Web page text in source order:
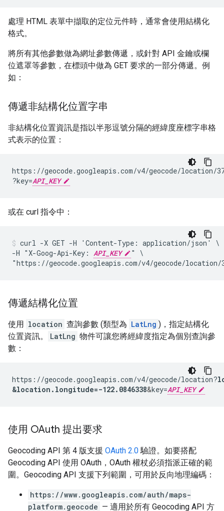
處理 HTML 表單中擷取的定位元件時，通常會使用結構化
格式。
將所有其他參數做為網址參數傳遞，或針對 API 金鑰或欄
位遮罩等參數，在標頭中做為 GET 要求的一部分傳遞。例
如：
傳遞非結構化位置字串
非結構化位置資訊是指以半形逗號分隔的經緯度座標字串格
式表示的位置：
https://geocode.googleapis.com/v4/geocode/location/
?key=API_KEY
或在 curl 指令中：
curl -X GET -H 'Content-Type: application/json' \
-H "X-Goog-Api-Key: API_KEY
" \
"https://geocode.googleapis.com/v4/geocode/location/
傳遞結構化位置
使用 location 查詢參數 (類型為 LatLng )，指定結構化
位置資訊。
LatLng 物件可讓您將經緯度指定為個別查詢參
數：
https://geocode.googleapis.com/v4/geocode/location?
&location.longitude=-122.0846338&key=API_KEY
使用 OAuth 提出要求
Geocoding API 第 4 版支援 OAuth 2.0驗證。如要搭配
Geocoding API 使用 OAuth，OAuth 權杖必須指派正確的範
圍。Geocoding API 支援下列範圍，可用於反向地理編碼：
https://www.googleapis.com/auth/maps-
platform.geocode — 適用於所有 Geocoding API 方